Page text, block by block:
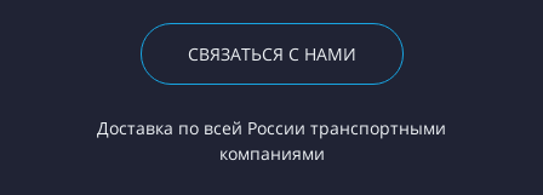
СВЯЗАТЬСЯ С НАМИ
Доставка по всей России транспортными
компаниями